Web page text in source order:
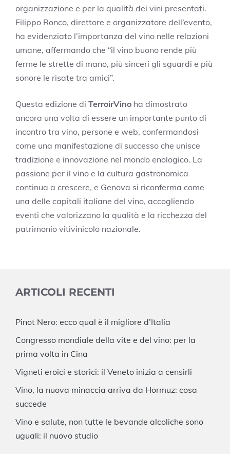
organizzazione e per la qualità dei vini presentati.
Filippo Ronco, direttore e organizzatore dell’evento,
ha evidenziato l’importanza del vino nelle relazioni
umane, affermando che “il vino buono rende più
ferme le strette di mano, più sinceri gli sguardi e più
sonore le risate tra amici”.
Questa edizione di TerroirVino ha dimostrato
ancora una volta di essere un importante punto di
incontro tra vino, persone e web, confermandosi
come una manifestazione di successo che unisce
tradizione e innovazione nel mondo enologico. La
passione per il vino e la cultura gastronomica
continua a crescere, e Genova si riconferma come
una delle capitali italiane del vino, accogliendo
eventi che valorizzano la qualità e la ricchezza del
patrimonio vitivinicolo nazionale.
ARTICOLI RECENTI
Pinot Nero: ecco qual è il migliore d’Italia
Congresso mondiale della vite e del vino: per la
prima volta in Cina
Vigneti eroici e storici: il Veneto inizia a censirli
Vino, la nuova minaccia arriva da Hormuz: cosa
succede
Vino e salute, non tutte le bevande alcoliche sono
uguali: il nuovo studio